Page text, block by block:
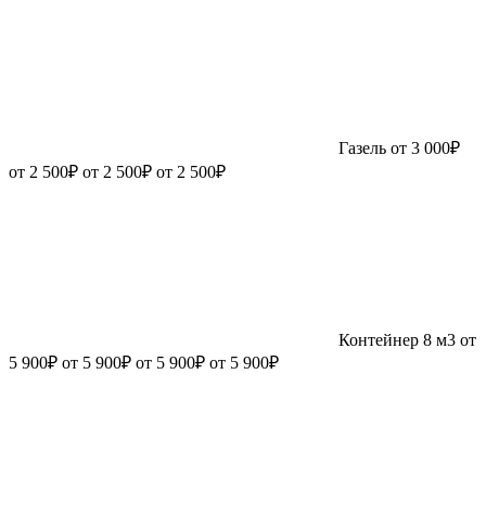
Газель от 3 000₽
от 2 500₽ от 2 500₽ от 2 500₽
Контейнер 8 м3 от
5 900₽ от 5 900₽ от 5 900₽ от 5 900₽